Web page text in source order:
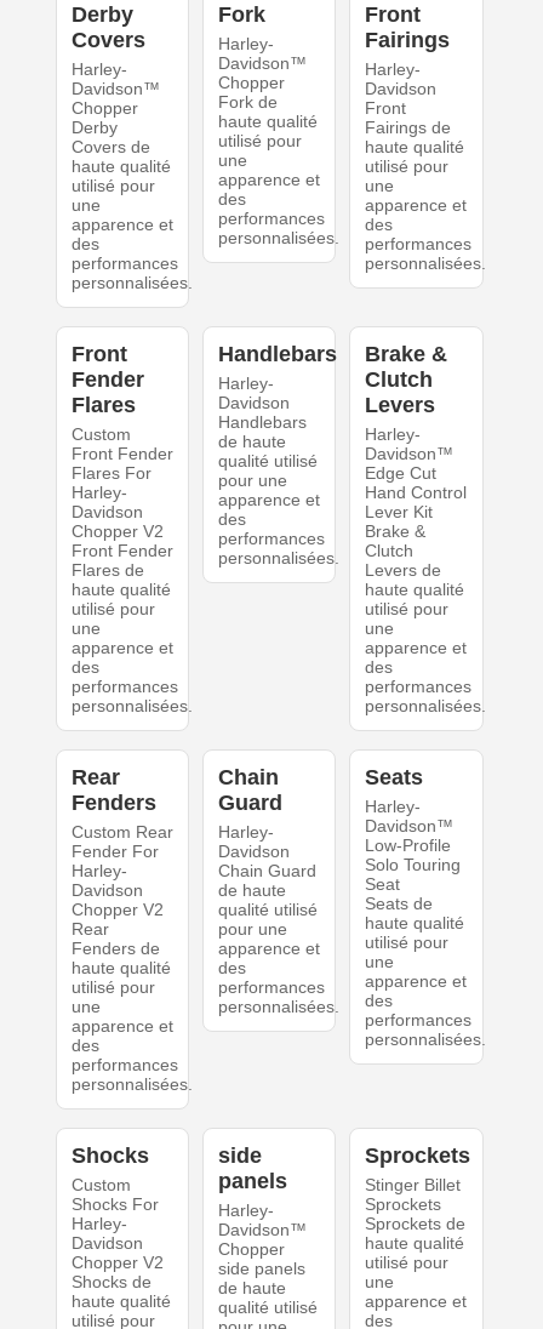
Derby
Covers
Harley-
Davidson™
Chopper
Derby
Covers de
haute qualité
utilisé pour
une
apparence et
des
performances
personnalisées.
Fork
Harley-
Davidson™
Chopper
Fork de
haute qualité
utilisé pour
une
apparence et
des
performances
personnalisées.
Front
Fairings
Harley-
Davidson
Front
Fairings de
haute qualité
utilisé pour
une
apparence et
des
performances
personnalisées.
Front
Fender
Flares
Custom
Front Fender
Flares For
Harley-
Davidson
Chopper V2
Front Fender
Flares de
haute qualité
utilisé pour
une
apparence et
des
performances
personnalisées.
Handlebars
Harley-
Davidson
Handlebars
de haute
qualité utilisé
pour une
apparence et
des
performances
personnalisées.
Brake &
Clutch
Levers
Harley-
Davidson™
Edge Cut
Hand Control
Lever Kit
Brake &
Clutch
Levers de
haute qualité
utilisé pour
une
apparence et
des
performances
personnalisées.
Rear
Fenders
Custom Rear
Fender For
Harley-
Davidson
Chopper V2
Rear
Fenders de
haute qualité
utilisé pour
une
apparence et
des
performances
personnalisées.
Chain
Guard
Harley-
Davidson
Chain Guard
de haute
qualité utilisé
pour une
apparence et
des
performances
personnalisées.
Seats
Harley-
Davidson™
Low-Profile
Solo Touring
Seat
Seats de
haute qualité
utilisé pour
une
apparence et
des
performances
personnalisées.
Shocks
Custom
Shocks For
Harley-
Davidson
Chopper V2
Shocks de
haute qualité
utilisé pour
side
panels
Harley-
Davidson™
Chopper
side panels
de haute
qualité utilisé
Sprockets
Stinger Billet
Sprockets
Sprockets de
haute qualité
utilisé pour
une
apparence et
des